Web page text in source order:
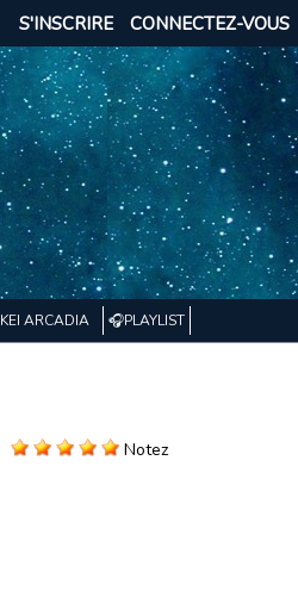
CONNECTEZ-VOUS
S'INSCRIRE
KEI ARCADIA 🎧PLAYLIST
Notez